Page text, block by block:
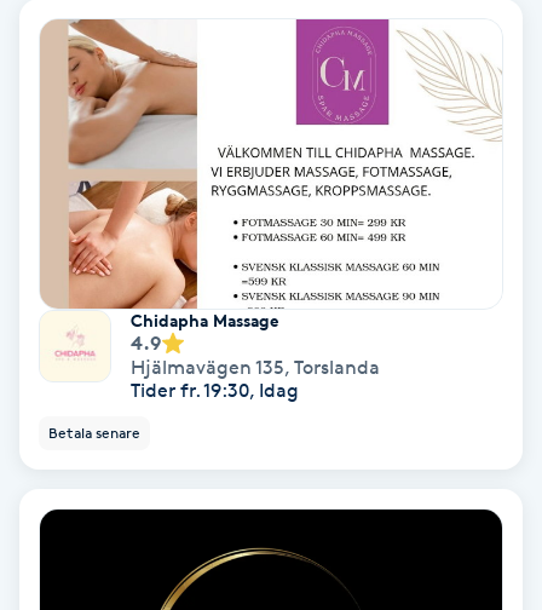
Fet hårbotten
Fettreducering
Fibromassage
Fotmassage
Fransar
Fransborttagning
Chidapha Massage
4.9
Hjälmavägen 135, Torslanda
Tider fr. 19:30, Idag
Betala senare